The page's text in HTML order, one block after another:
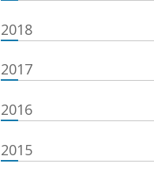
2018
2017
2016
2015